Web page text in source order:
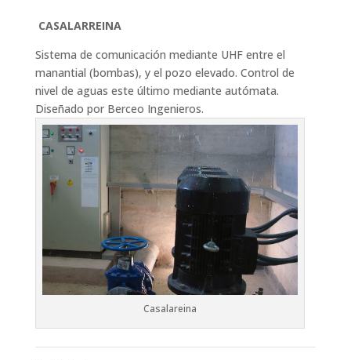
CASALARREINA
Sistema de comunicación mediante UHF entre el
manantial (bombas), y el pozo elevado. Control de
nivel de aguas este último mediante autómata.
Diseñado por Berceo Ingenieros.
Casalareina